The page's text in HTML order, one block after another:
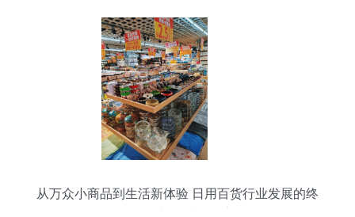
从万众小商品到生活新体验 日用百货行业发展的终